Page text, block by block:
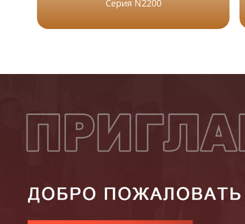
Серия N2200